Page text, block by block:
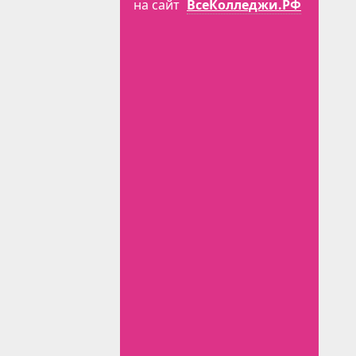
на сайт ВсеКолледжи.РФ